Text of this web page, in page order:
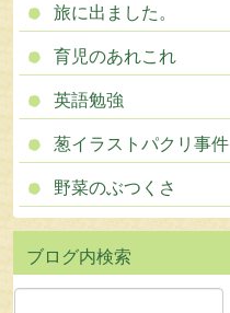
旅に出ました。
育児のあれこれ
英語勉強
葱イラストパクリ事件
野菜のぶつくさ
検索